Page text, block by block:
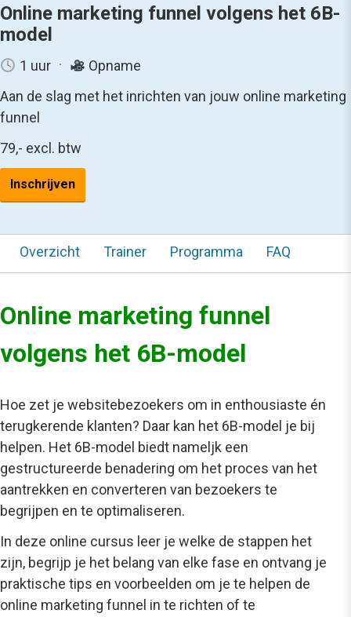
Online marketing funnel volgens het 6B-
model
1 uur
Opname
Aan de slag met het inrichten van jouw online marketing
funnel
79,- excl. btw
Inschrijven
Overzicht Trainer Programma FAQ
Online marketing funnel
volgens het 6B-model
Hoe zet je websitebezoekers om in enthousiaste én
terugkerende klanten? Daar kan het 6B-model je bij
helpen. Het 6B-model biedt nameljk een
gestructureerde benadering om het proces van het
aantrekken en converteren van bezoekers te
begrijpen en te optimaliseren.
In deze online cursus leer je welke de stappen het
zijn, begrijp je het belang van elke fase en ontvang je
praktische tips en voorbeelden om je te helpen de
online marketing funnel in te richten of te